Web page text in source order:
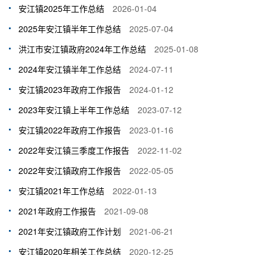
安江镇2025年工作总结
2026-01-04
2025年安江镇半年工作总结
2025-07-04
洪江市安江镇政府2024年工作总结
2025-01-08
2024年安江镇半年工作总结
2024-07-11
安江镇2023年政府工作报告
2024-01-12
2023年安江镇上半年工作总结
2023-07-12
安江镇2022年政府工作报告
2023-01-16
2022年安江镇三季度工作报告
2022-11-02
2022年安江镇政府工作报告
2022-05-05
安江镇2021年工作总结
2022-01-13
2021年政府工作报告
2021-09-08
2021年安江镇政府工作计划
2021-06-21
安江镇2020年相关工作总结
2020-12-25